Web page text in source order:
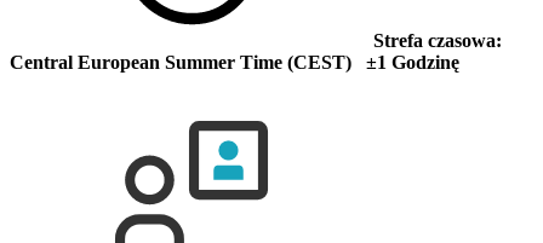
Strefa czasowa:
Central European Summer Time (CEST) ±1 Godzinę